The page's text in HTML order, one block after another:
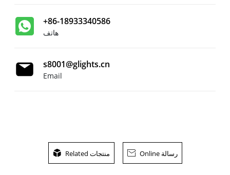
+86-18933340586
هاتف
s8001@glights.cn
Email
 Related منتجات  Online رسالة